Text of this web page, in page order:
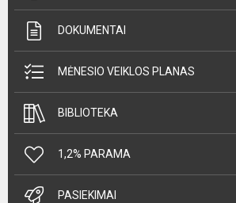
DOKUMENTAI
MĖNESIO VEIKLOS PLANAS
BIBLIOTEKA
1,2% PARAMA
PASIEKIMAI